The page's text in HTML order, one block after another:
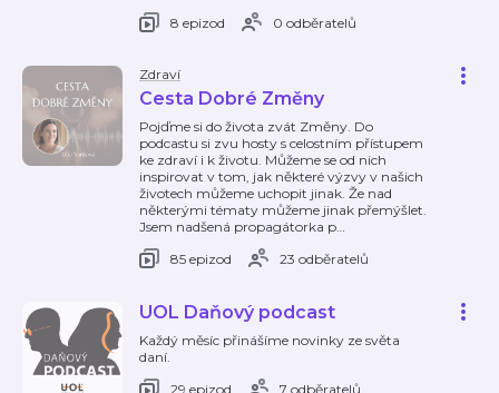
8 epizod
0 odběratelů
Zdraví
Cesta Dobré Změny
Pojďme si do života zvát Změny. Do
podcastu si zvu hosty s celostním přístupem
ke zdraví i k životu. Můžeme se od nich
inspirovat v tom, jak některé výzvy v našich
životech můžeme uchopit jinak. Že nad
některými tématy můžeme jinak přemýšlet.
Jsem nadšená propagátorka p…
85 epizod
23 odběratelů
UOL Daňový podcast
Každý měsíc přinášíme novinky ze světa
daní.
29 epizod
7 odběratelů